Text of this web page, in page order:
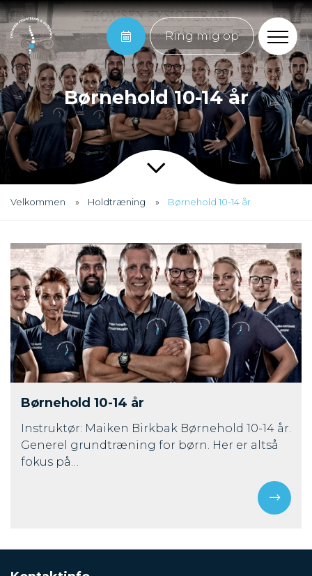
Ring mig op
Børnehold 10-14 år
Velkommen Holdtræning Børnehold 10-14 år
Børnehold 10-14 år
Instruktør: Maiken Birkbak Børnehold 10-14 år.
Generel grundtræning for børn. Her er altså
fokus på…